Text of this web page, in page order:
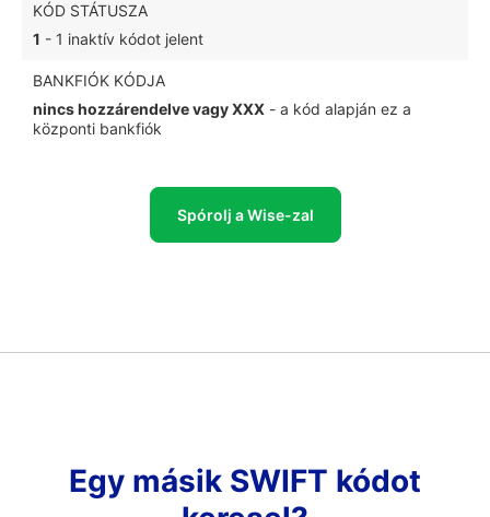
KÓD STÁTUSZA
1 - 1 inaktív kódot jelent
BANKFIÓK KÓDJA
nincs hozzárendelve vagy XXX - a kód alapján ez a
központi bankfiók
Spórolj a Wise-zal
Egy másik SWIFT kódot